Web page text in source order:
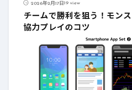
2026年2月17日19 view
チームで勝利を狙う！モン
協力プレイのコツ